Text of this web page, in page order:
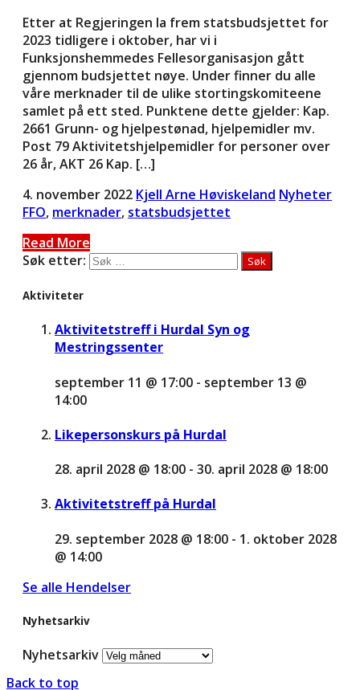
Etter at Regjeringen la frem statsbudsjettet for
2023 tidligere i oktober, har vi i
Funksjonshemmedes Fellesorganisasjon gått
gjennom budsjettet nøye. Under finner du alle
våre merknader til de ulike stortingskomiteene
samlet på ett sted. Punktene dette gjelder: Kap.
2661 Grunn- og hjelpestønad, hjelpemidler mv.
Post 79 Aktivitetshjelpemidler for personer over
26 år, AKT 26 Kap. […]
4. november 2022 Kjell Arne Høviskeland Nyheter
FFO, merknader, statsbudsjettet
Read More
Søk etter:
Aktiviteter
Aktivitetstreff i Hurdal Syn og
Mestringssenter
september 11 @ 17:00 - september 13 @
14:00
Likepersonskurs på Hurdal
28. april 2028 @ 18:00 - 30. april 2028 @ 18:00
Aktivitetstreff på Hurdal
29. september 2028 @ 18:00 - 1. oktober 2028
@ 14:00
Se alle Hendelser
Nyhetsarkiv
Nyhetsarkiv
Back to top